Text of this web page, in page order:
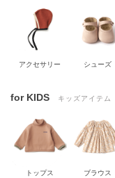
アクセサリー シューズ
for KIDS キッズアイテム
トップス ブラウス